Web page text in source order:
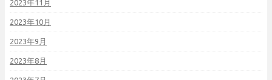
2023年11月
2023年10月
2023年9月
2023年8月